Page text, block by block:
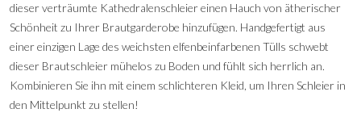
dieser verträumte Kathedralenschleier einen Hauch von ätherischer
Schönheit zu Ihrer Brautgarderobe hinzufügen. Handgefertigt aus
einer einzigen Lage des weichsten elfenbeinfarbenen Tülls schwebt
dieser Brautschleier mühelos zu Boden und fühlt sich herrlich an.
Kombinieren Sie ihn mit einem schlichteren Kleid, um Ihren Schleier in
den Mittelpunkt zu stellen!